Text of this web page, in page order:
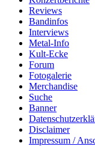
Reviews
Bandinfos
Interviews
Metal-Info
Kult-Ecke
Forum
Fotogalerie
Merchandise
Suche
Banner
Disclaimer
Impressum /